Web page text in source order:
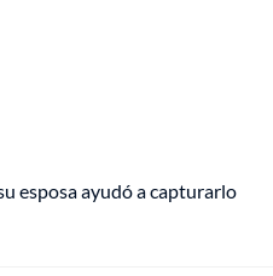
esposa ayudó a capturarlo